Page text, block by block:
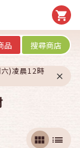
品 搜尋商店
)凌晨12時